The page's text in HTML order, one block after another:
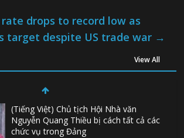
rate drops to record low as
target despite US trade war →
View All
(Tiếng Việt) Chủ tịch Hội Nhà văn
Nguyễn Quang Thiều bị cách tất cả các
chức vụ trong Đảng